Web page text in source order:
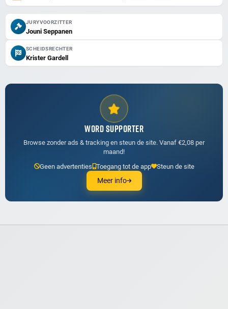
JURYVOORZITTER
Jouni Seppanen
SCHEIDSRECHTER
Krister Gardell
WORD SUPPORTER
Browse zonder ads & tracking en steun de site. Vanaf €2,08 per
maand!
Geen advertenties Toegang tot de app Steun de site
Meer info